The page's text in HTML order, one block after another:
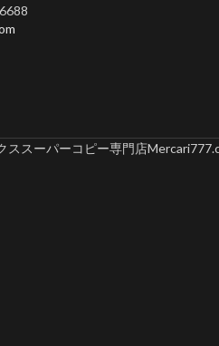
ススーパーコピー専門店